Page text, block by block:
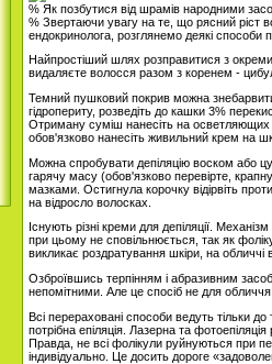
% Як позбутися від шрамів народними
% Звертаючи увагу на те, що рясний ріст
ендокринолога, розглянемо деякі способи
Найпростіший шлях розправитися з
видаляєте волосся разом з коренем -
Темний пушковий покрив можна
гідропериту, розведіть до кашки 3%
Отриману суміш нанесіть на осветляющих
обов'язково нанесіть живильний крем на
Можна спробувати депіляцію воском або
гарячу масу (обов'язково перевірте,
мазками. Остигнула корочку відірвіть
на відросло волосках.
Існують різні креми для депіляції.
при цьому не сповільнюється, так як
викликає роздратування шкіри, на обличчі
Озброївшись терпінням і абразивним
непомітними. Але це спосіб не для
Всі перераховані способи ведуть тільки
потрібна епіляція. Лазерна та
Правда, не всі фолікули руйнуються при
індивідуально. Це досить дороге